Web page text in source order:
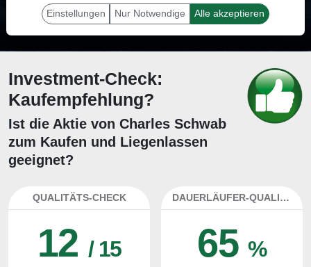
mit dieser Aktie erfolgreich sein.
Investment-Check:
Kaufempfehlung?
Ist die Aktie von Charles Schwab
zum Kaufen und Liegenlassen
geeignet?
QUALITÄTS-CHECK
12 / 15
DAUERLÄUFER-QUALITÄTEN
65%
Einstellungen Nur Notwendige Alle akzeptieren